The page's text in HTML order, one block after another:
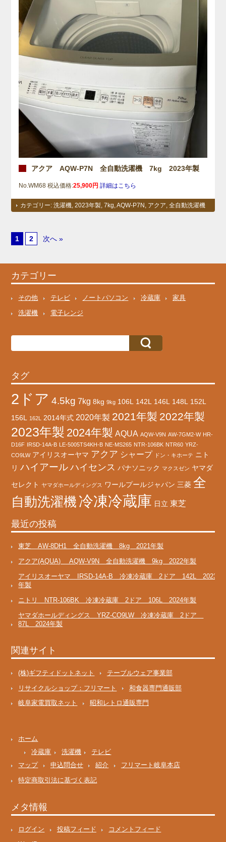
アクア AQW-P7N 全自動洗濯機 7kg 2023年製
No.WM68 税込価格:25,900円 詳細はこちら
カテゴリー:洗濯機 ,2023年製 ,7kg ,AQW-P7N アクア ,全自動洗濯機
1 2 次へ »
カテゴリー
その他 テレビ ノートパソコン 冷蔵庫
家具
洗濯機
電子レンジ
タグ
2ドア 4.5kg 7kg 8kg 9kg 106L 142L 146L 148L
152L
156L
162L 2014年式 2020年製 2021年製 2022年製
2023年製 2024年製 AQUA AQW-V9N AW-7GM2-W HR-
D16F IRSD-14A-B LE-5005TS4KH-B NE-MS265 NTR-106BK NTR60 YRZ-
CO9LW アイリスオーヤマ アクア シャープ ドン・キホーテ ニト
リ ハイアール ハイセンス パナソニック マクスゼン ヤマダ
セレクト ヤマダホールディングス ワールプールジャパン 三菱 全
自動洗濯機 冷凍冷蔵庫 日立 東芝
最近の投稿
東芝 AW-8DH1 全自動洗濯機 8kg 2021年製
アクア(AQUA) AQW-V9N 全自動洗濯機 9kg 2022年製
アイリスオーヤマ IRSD-14A-B 冷凍冷蔵庫 2ドア 142L 2023
年製
ニトリ NTR-106BK 冷凍冷蔵庫 2ドア 106L 2024年製
ヤマダホールディングス YRZ-CO9LW 冷凍冷蔵庫 2ドア
87L 2024年製
関連サイト
(株)ギフティドットネット
テーブルウェア事業部
リサイクルショップ：フリマート
和食器専門通販部
岐阜家電買取ネット
昭和レトロ通販専門
ホーム
冷蔵庫
洗濯機
テレビ
マップ
申込問合せ 紹介
フリマート岐阜本店
特定商取引法に基づく表記
メタ情報
ログイン 投稿フィード
コメントフィード